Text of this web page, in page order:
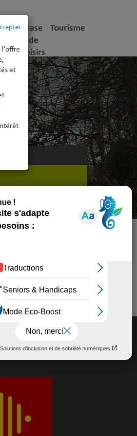
Base
de
Loisirs
Tourisme
et